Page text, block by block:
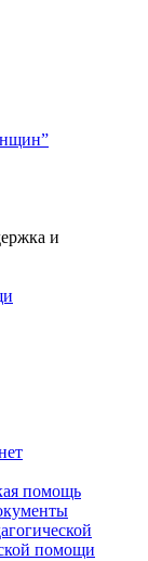
и
помощь
помощи